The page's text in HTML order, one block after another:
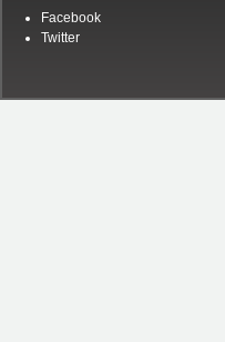
Facebook
Twitter